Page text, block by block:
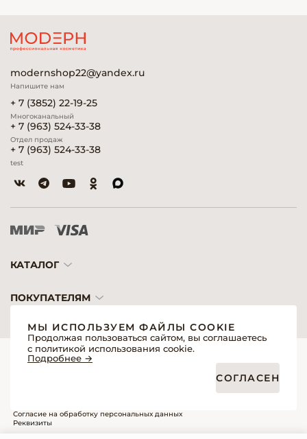
modernshop22@yandex.ru
Напишите нам
+ 7 (3852) 22-19-25
Многоканальный
+ 7 (963) 524-33-38
Отдел продаж
+ 7 (963) 524-33-38
test
КАТАЛОГ
ПОКУПАТЕЛЯМ
© 2026 «Модерн»— Косметика и оборудование для профессионалов
Публичная оферта интернет-магазина для профессиональных участников
Согласие на обработку персональных данных
Реквизиты
Создание сайтов
МЫ ИСПОЛЬЗУЕМ ФАЙЛЫ COOKIE
Продолжая пользоваться сайтом, вы соглашаетесь
с политикой использования cookie.
Подробнее →
СОГЛАСЕН